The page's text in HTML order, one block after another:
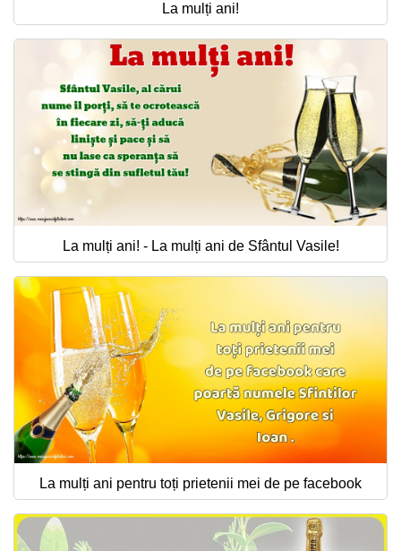
La mulți ani!
La mulți ani! - La mulți ani de Sfântul Vasile!
La mulți ani pentru toți prietenii mei de pe facebook